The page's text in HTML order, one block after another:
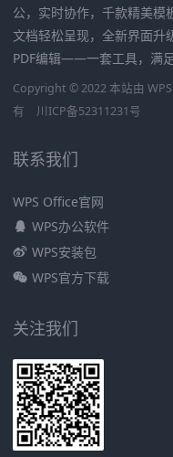
公，实时协作，千款精美模
文档轻松呈现，全新界面升
PDF编辑——一套工具，满足
Copyright © 2022 本站由
有
川ICP备52311231号
联系我们
WPS Office官网
WPS办公软件
WPS安装包
WPS官方下载
关注我们